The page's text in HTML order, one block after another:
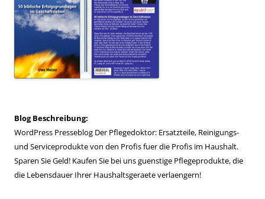
Blog Beschreibung:
WordPress Presseblog Der Pflegedoktor: Ersatzteile, Reinigungs-
und Serviceprodukte von den Profis fuer die Profis im Haushalt.
Sparen Sie Geld! Kaufen Sie bei uns guenstige Pflegeprodukte, die
die Lebensdauer Ihrer Haushaltsgeraete verlaengern!